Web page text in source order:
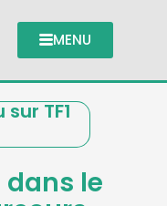
MENU
sur TF1
dans le